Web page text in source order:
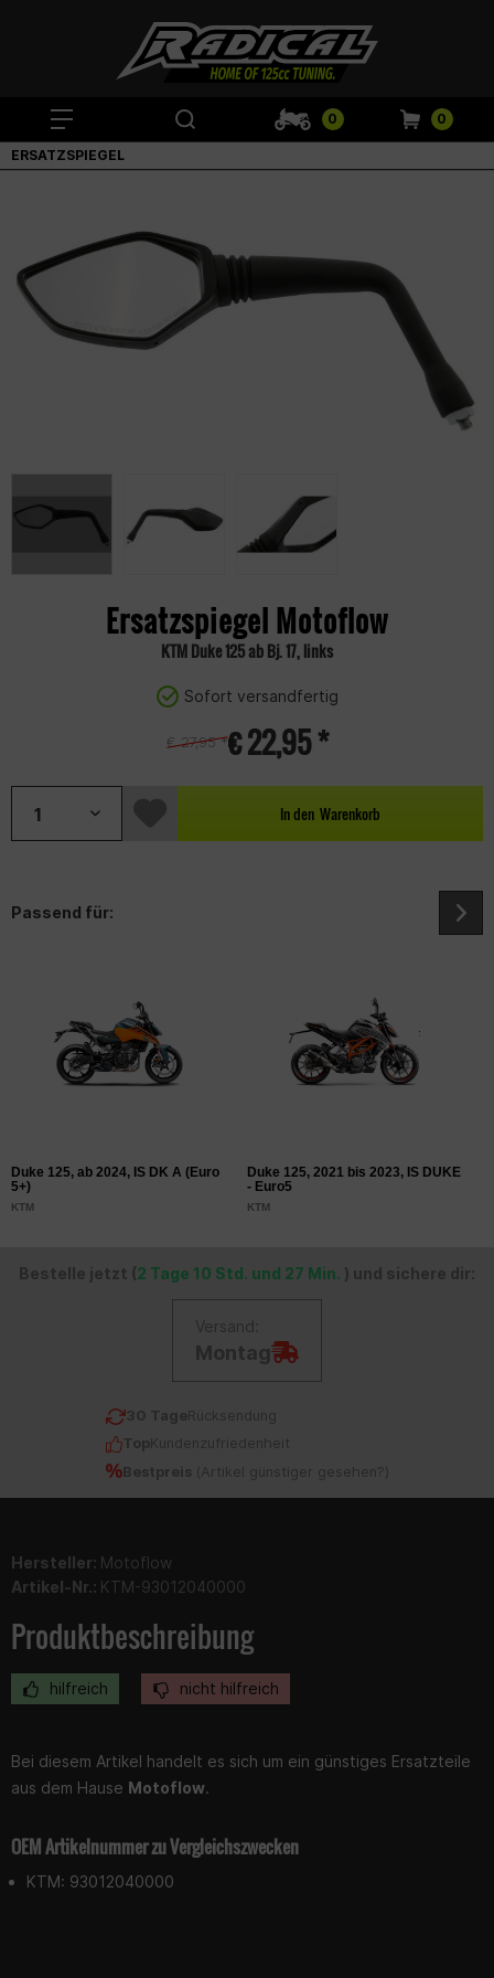
0 0
ERSATZSPIEGEL
Ersatzspiegel Motoflow
KTM Duke 125 ab Bj. 17, links
Sofort versandfertig
€ 22,95 *
€ 27,95 *
In den Warenkorb
Passend für:
Duke 125, ab 2024, IS DK A (Euro
5+)
KTM
Duke 125, 2021 bis 2023, IS DUKE
- Euro5
KTM
Bestelle jetzt ( 2 Tage 10 Std. und 27 Min. ) und sichere dir:
Versand:
Montag
30 TageRücksendung
TopKundenzufriedenheit
Bestpreis ( Artikel günstiger gesehen? )
Hersteller: Motoflow
Artikel-Nr.: KTM-93012040000
Produktbeschreibung
hilfreich nicht hilfreich
Bei diesem Artikel handelt es sich um ein günstiges Ersatzteile
aus dem Hause Motoflow.
OEM Artikelnummer zu Vergleichszwecken
KTM: 93012040000